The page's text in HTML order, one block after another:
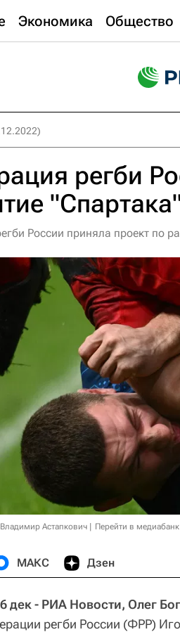
Экономика Общество
регби
России приняла проект по
Астапкович Перейти в медиабанк
МАКС Дзен
дек - РИА Новости, Олег
регби России (ФРР)